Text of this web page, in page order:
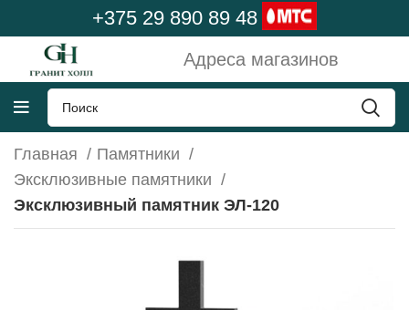
+375 29 890 89 48
Адреса магазинов
Главная
Памятники
Эксклюзивные памятники
Эксклюзивный памятник ЭЛ-120